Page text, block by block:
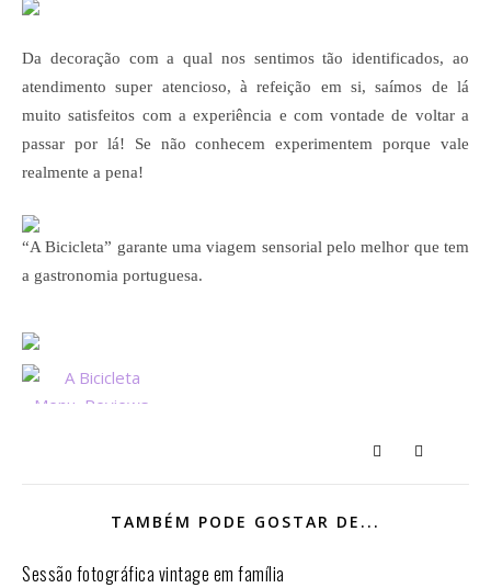
Da decoração com a qual nos sentimos tão identificados, ao
atendimento super atencioso, à refeição em si, saímos de lá
muito satisfeitos com a experiência e com vontade de voltar a
passar por lá! Se não conhecem experimentem porque vale
realmente a pena!
“A Bicicleta” garante uma viagem sensorial pelo melhor que tem
a gastronomia portuguesa.
TAMBÉM PODE GOSTAR DE...
Sessão fotográfica vintage em família